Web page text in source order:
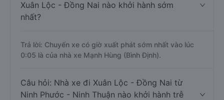
Xuân Lộc - Đồng Nai nào khởi hành sớm
nhất?
Trả lời: Chuyến xe có giờ xuất phát sớm nhất vào lúc
0:05 là của nhà xe Mạnh Hùng (Bình Định).
Câu hỏi: Nhà xe đi Xuân Lộc - Đồng Nai từ
Ninh Phước - Ninh Thuận nào khởi hành trễ